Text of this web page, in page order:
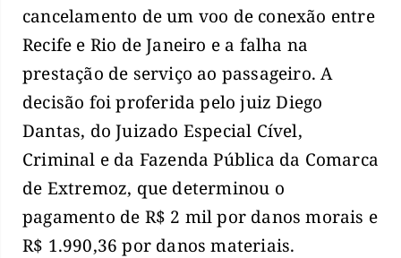
cancelamento de um voo de conexão entre
Recife e Rio de Janeiro e a falha na
prestação de serviço ao passageiro. A
decisão foi proferida pelo juiz Diego
Dantas, do Juizado Especial Cível,
Criminal e da Fazenda Pública da Comarca
de Extremoz, que determinou o
pagamento de R$ 2 mil por danos morais e
R$ 1.990,36 por danos materiais.